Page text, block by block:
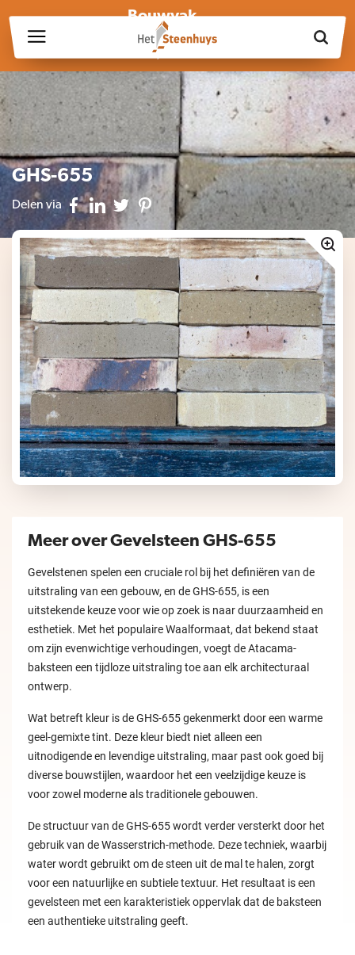
Bouwvak
Wij zijn wegens de bouwvak gesloten op vrijdag 17 juli en in
week 30, 31 en 32.
GHS-655
Delen via
Meer over Gevelsteen GHS-655
Gevelstenen spelen een cruciale rol bij het definiëren van de
uitstraling van een gebouw, en de GHS-655, is een
uitstekende keuze voor wie op zoek is naar duurzaamheid en
esthetiek. Met het populaire Waalformaat, dat bekend staat
om zijn evenwichtige verhoudingen, voegt de Atacama-
baksteen een tijdloze uitstraling toe aan elk architecturaal
ontwerp.
Wat betreft kleur is de GHS-655 gekenmerkt door een warme
geel-gemixte tint. Deze kleur biedt niet alleen een
uitnodigende en levendige uitstraling, maar past ook goed bij
diverse bouwstijlen, waardoor het een veelzijdige keuze is
voor zowel moderne als traditionele gebouwen.
De structuur van de GHS-655 wordt verder versterkt door het
gebruik van de Wasserstrich-methode. Deze techniek, waarbij
water wordt gebruikt om de steen uit de mal te halen, zorgt
voor een natuurlijke en subtiele textuur. Het resultaat is een
gevelsteen met een karakteristiek oppervlak dat de baksteen
een authentieke uitstraling geeft.